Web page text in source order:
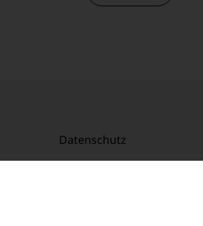
Datenschutz